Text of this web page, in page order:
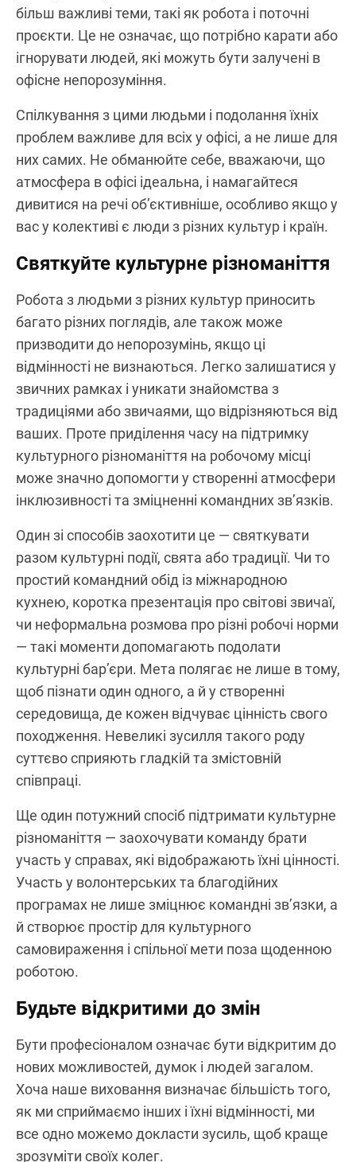
більш важливі теми, такі як робота і поточні
проєкти. Це не означає, що потрібно карати або
ігнорувати людей, які можуть бути залучені в
офісне непорозуміння.
Спілкування з цими людьми і подолання їхніх
проблем важливе для всіх у офісі, а не лише для
них самих. Не обманюйте себе, вважаючи, що
атмосфера в офісі ідеальна, і намагайтеся
дивитися на речі об’єктивніше, особливо якщо у
вас у колективі є люди з різних культур і країн.
Святкуйте культурне різноманіття
Робота з людьми з різних культур приносить
багато різних поглядів, але також може
призводити до непорозумінь, якщо ці
відмінності не визнаються. Легко залишатися у
звичних рамках і уникати знайомства з
традиціями або звичаями, що відрізняються від
ваших. Проте приділення часу на підтримку
культурного різноманіття на робочому місці
може значно допомогти у створенні атмосфери
інклюзивності та зміцненні командних зв’язків.
Один зі способів заохотити це — святкувати
разом культурні події, свята або традиції. Чи то
простий командний обід із міжнародною
кухнею, коротка презентація про світові звичаї,
чи неформальна розмова про різні робочі норми
— такі моменти допомагають подолати
культурні бар’єри. Мета полягає не лише в тому,
щоб пізнати один одного, а й у створенні
середовища, де кожен відчуває цінність свого
походження. Невеликі зусилля такого роду
суттєво сприяють гладкій та змістовній
співпраці.
Ще один потужний спосіб підтримати культурне
різноманіття — заохочувати команду брати
участь у справах, які відображають їхні цінності.
Участь у волонтерських та благодійних
програмах не лише зміцнює командні зв’язки, а
й створює простір для культурного
самовираження і спільної мети поза щоденною
роботою.
Будьте відкритими до змін
Бути професіоналом означає бути відкритим до
нових можливостей, думок і людей загалом.
Хоча наше виховання визначає більшість того,
як ми сприймаємо інших і їхні відмінності, ми
все одно можемо докласти зусиль, щоб краще
зрозуміти своїх колег.